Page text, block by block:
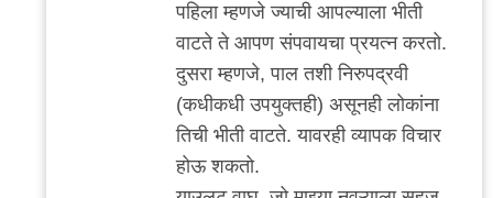
पहिला म्हणजे ज्याची आपल्याला भीती
वाटते ते आपण संपवायचा प्रयत्न करतो.
दुसरा म्हणजे, पाल तशी निरुपद्रवी
(कधीकधी उपयुक्तही) असूनही लोकांना
तिची भीती वाटते. यावरही व्यापक विचार
होऊ शकतो.